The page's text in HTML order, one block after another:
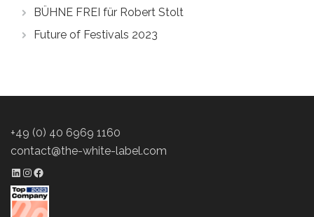
BÜHNE FREI für Robert Stolt
Future of Festivals 2023
+49 (0) 40 6969 1160
contact@the-white-label.com
LinkedIn Profil
Instagram Profil
Facebook Profil